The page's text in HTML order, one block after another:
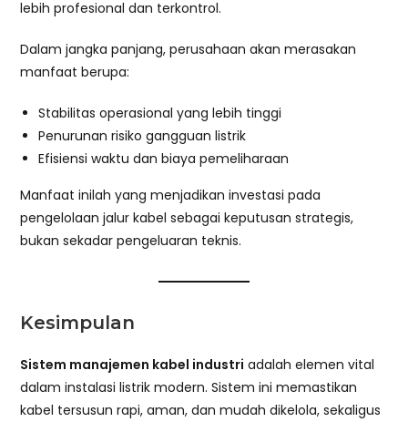
lebih profesional dan terkontrol.
Dalam jangka panjang, perusahaan akan merasakan
manfaat berupa:
Stabilitas operasional yang lebih tinggi
Penurunan risiko gangguan listrik
Efisiensi waktu dan biaya pemeliharaan
Manfaat inilah yang menjadikan investasi pada
pengelolaan jalur kabel sebagai keputusan strategis,
bukan sekadar pengeluaran teknis.
Kesimpulan
Sistem manajemen kabel industri adalah elemen vital
dalam instalasi listrik modern. Sistem ini memastikan
kabel tersusun rapi, aman, dan mudah dikelola, sekaligus